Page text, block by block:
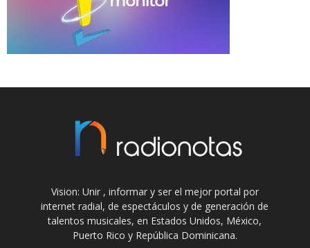
Vision: Unir , informar y ser el mejor portal por
internet radial, de espectáculos y de generación de
talentos musicales, en Estados Unidos, México,
Puerto Rico y República Dominicana.